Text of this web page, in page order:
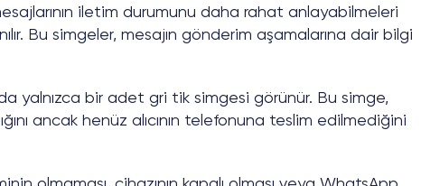
iletim durumunu daha rahat anlayabilmeleri
Bu simgeler, mesajın gönderim aşamalarına dair bilgi
yalnızca bir adet gri tik simgesi görünür. Bu simge,
ancak henüz alıcının telefonuna teslim edilmediğini